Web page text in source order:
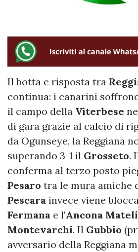
Il botta e risposta tra
continua: i canarini
il campo della Viterbese
di gara grazie al calcio di
da Ogunseye, la Reggiana
superando 3-1 il Grosseto.
conferma al terzo posto
Pesaro tra le mura amiche
Pescara invece viene
Fermana e l'Ancona
Montevarchi. Il Gubbio
avversario della Reggiana